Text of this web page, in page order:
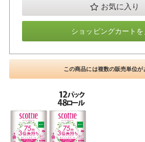
お気に入り
ショッピングカートを
この商品には複数の販売単位が